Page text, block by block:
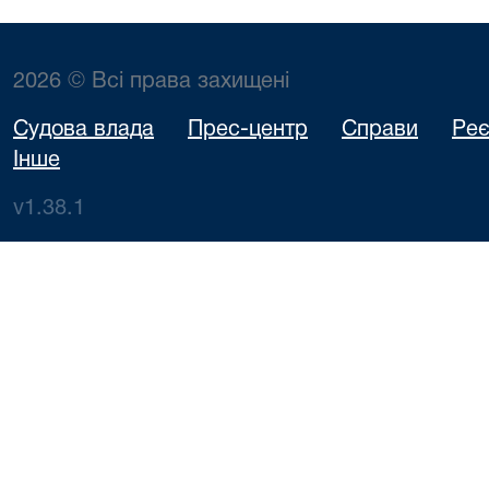
2026 © Всі права захищені
Судова влада Прес-центр Справи
Інше
v1.38.1